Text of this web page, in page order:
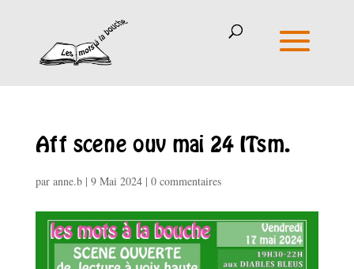
Aff scene ouv mai 24 ITsm.
par anne.b| 9 Mai 2024| 0 commentaires